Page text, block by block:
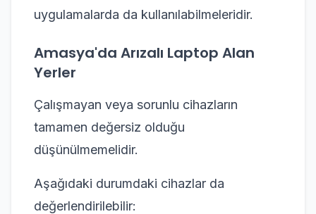
uygulamalarda da kullanılabilmeleridir.
Amasya'da Arızalı Laptop Alan
Yerler
Çalışmayan veya sorunlu cihazların
tamamen değersiz olduğu
düşünülmemelidir.
Aşağıdaki durumdaki cihazlar da
değerlendirilebilir: